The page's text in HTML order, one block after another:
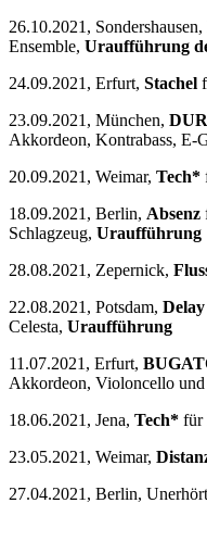
26.10.2021, Sondershausen,
Ensemble, Uraufführung
24.09.2021, Erfurt, Stachel
23.09.2021, München,
Akkordeon, Kontrabass, E-
20.09.2021, Weimar, Tech*
18.09.2021, Berlin, Absenz
Schlagzeug, Uraufführung
28.08.2021, Zepernick,
22.08.2021, Potsdam, Delay
Celesta, Uraufführung
11.07.2021, Erfurt,
Akkordeon, Violoncello und
18.06.2021, Jena, Tech* für
23.05.2021, Weimar,
27.04.2021, Berlin,